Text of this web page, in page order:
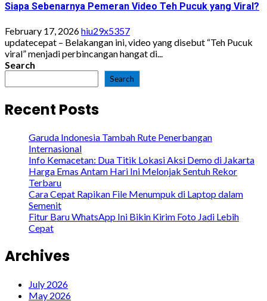
Siapa Sebenarnya Pemeran Video Teh Pucuk yang Viral?
February 17, 2026hiu29x5357
updatecepat – Belakangan ini, video yang disebut “Teh Pucuk
viral” menjadi perbincangan hangat di...
Search
Search
Recent Posts
Garuda Indonesia Tambah Rute Penerbangan
Internasional
Info Kemacetan: Dua Titik Lokasi Aksi Demo di Jakarta
Harga Emas Antam Hari Ini Melonjak Sentuh Rekor
Terbaru
Cara Cepat Rapikan File Menumpuk di Laptop dalam
Semenit
Fitur Baru WhatsApp Ini Bikin Kirim Foto Jadi Lebih
Cepat
Archives
July 2026
May 2026